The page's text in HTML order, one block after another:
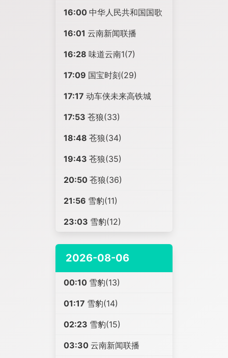
16:00 中华人民共和国国歌
16:01 云南新闻联播
16:28 味道云南1(7)
17:09 国宝时刻(29)
17:17 动车侠未来高铁城
17:53 苍狼(33)
18:48 苍狼(34)
19:43 苍狼(35)
20:50 苍狼(36)
21:56 雪豹(11)
23:03 雪豹(12)
2026-08-06
00:10 雪豹(13)
01:17 雪豹(14)
02:23 雪豹(15)
03:30 云南新闻联播